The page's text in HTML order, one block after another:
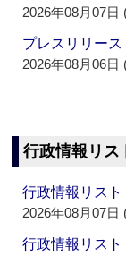
2026年08月07日
プレスリリー
2026年08月06日
行政情報リス
行政情報リス
2026年08月07日
行政情報リス